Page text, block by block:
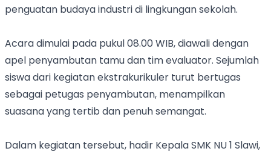
penguatan budaya industri di lingkungan sekolah.
Acara dimulai pada pukul 08.00 WIB, diawali dengan
apel penyambutan tamu dan tim evaluator. Sejumlah
siswa dari kegiatan ekstrakurikuler turut bertugas
sebagai petugas penyambutan, menampilkan
suasana yang tertib dan penuh semangat.
Dalam kegiatan tersebut, hadir Kepala SMK NU 1 Slawi,